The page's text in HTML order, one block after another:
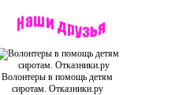
Волонтеры в помощь детям
сиротам. Отказники.ру